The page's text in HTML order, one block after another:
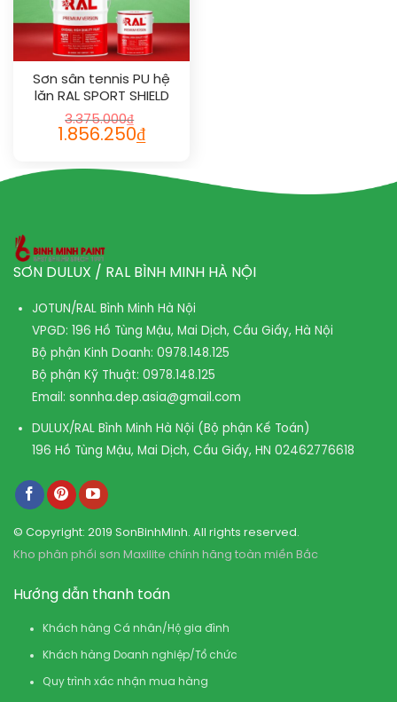
Sơn sân tennis PU hệ
lăn RAL SPORT SHIELD
1026
3.375.000₫
1.856.250₫
SƠN DULUX / RAL BÌNH MINH HÀ NỘI
JOTUN/RAL Bình Minh Hà Nội
VPGD: 196 Hồ Tùng Mậu, Mai Dịch, Cầu Giấy, Hà Nội
Bộ phận Kinh Doanh: 0978.148.125
Bộ phận Kỹ Thuật: 0978.148.125
Email: sonnha.dep.asia@gmail.com
DULUX/RAL Bình Minh Hà Nội (Bộ phận Kế Toán)
196 Hồ Tùng Mậu, Mai Dịch, Cầu Giấy, HN 02462776618
© Copyright: 2019 SonBinhMinh. All rights reserved.
Kho phân phối sơn Maxilite chính hãng toàn miền Bắc
Hướng dẫn thanh toán
Khách hàng Cá nhân/Hộ gia đình
Khách hàng Doanh nghiệp/Tổ chức
Quy trình xác nhận mua hàng